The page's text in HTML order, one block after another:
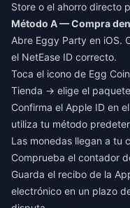
Store o el ahorro directo
Método A — Compra
Abre Eggy Party en iOS.
el NetEase ID correcto.
Toca el icono de Egg
Tienda → elige el
Confirma el Apple ID en
utiliza tu método
Las monedas llegan a tu
Comprueba el contador
Guarda el recibo de la
electrónico en un plazo